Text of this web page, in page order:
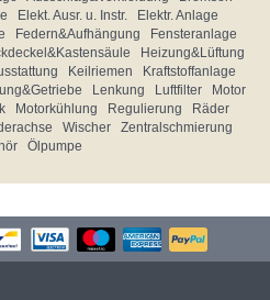
Elekt. Ausr. u. Instr.
Elektr. Anlage
Federn&Aufhängung
Fensteranlage
Heizung&Lüftung
Keilriemen
Kraftstoffanlage
Lenkung Luftfilter
Motor
Motorkühlung Regulierung
Räder
Wischer
Zentralschmierung
Ölpumpe